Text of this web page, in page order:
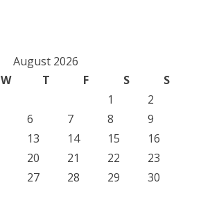
August 2026
W T F S
S
1
2
6 7 8
9
13 14 15
16
20 21 22
23
27 28 29
30